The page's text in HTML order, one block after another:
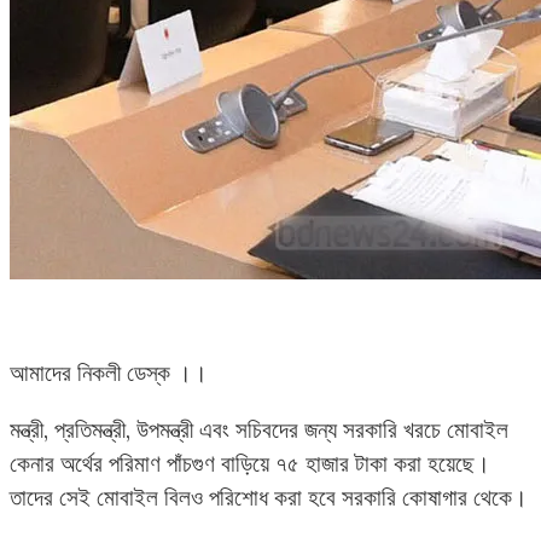
আমাদের নিকলী ডেস্ক ।।
মন্ত্রী, প্রতিমন্ত্রী, উপমন্ত্রী এবং সচিবদের জন্য সরকারি খরচে মোবাইল
কেনার অর্থের পরিমাণ পাঁচগুণ বাড়িয়ে ৭৫ হাজার টাকা করা হয়েছে।
তাদের সেই মোবাইল বিলও পরিশোধ করা হবে সরকারি কোষাগার থেকে।